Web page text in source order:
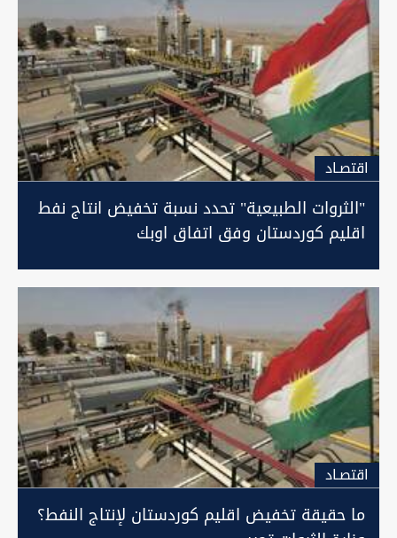
اقتصـاد
"الثروات الطبيعية" تحدد نسبة تخفيض انتاج نفط
اقليم كوردستان وفق اتفاق اوبك
اقتصـاد
ما حقيقة تخفيض اقليم كوردستان لإنتاج النفط؟